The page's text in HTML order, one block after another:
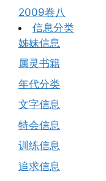
2009卷八
信息分类
姊妹信息
属灵书籍
年代分类
文字信息
特会信息
训练信息
追求信息